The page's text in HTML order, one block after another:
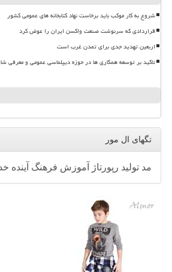
شروع به کار موکب باید برخاست نهاد کتابخانه های عمومی کشور
قراردادی که سرنوشت صنعت واکسن ایران را عوض کرد
اربعین تهدید جدی برای تمدن غرب است
تاکید بر توسعه همکاری ها در حوزه دیپلماسی عمومی و معرفی
تگهای ال مور
مد تولید رپورتاژ آموزش فرهنگ آینده